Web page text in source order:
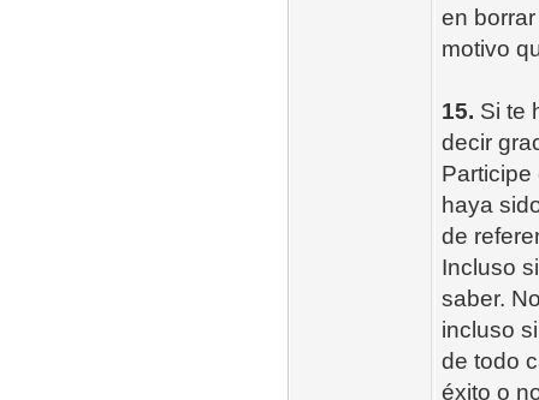
en
motivo
15. Si te
decir
haya
de
Incluso
saber.
incluso
de todo
éxito o